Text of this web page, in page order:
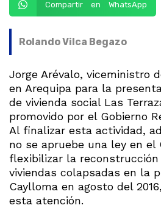
Compartir en WhatsApp
Rolando Vilca Begazo
Jorge Arévalo, viceministro
en Arequipa para la
de vivienda social Las
promovido por el Gobierno
Al finalizar esta actividad,
no se apruebe una ley en el
flexibilizar la
viviendas colapsadas en la
Caylloma en agosto del
esta atención.